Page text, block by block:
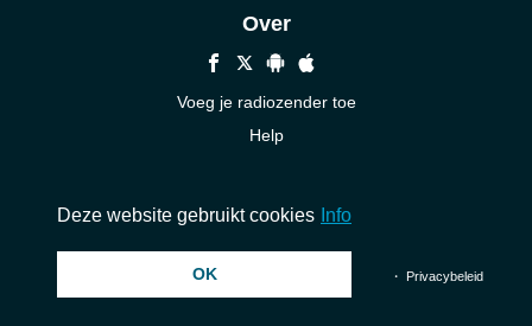
Over
Voeg je radiozender toe
Help
© 2026 InstantAudio. Alle rechten voorbehouden. ・ ・ Privacybeleid
Deze website gebruikt cookies Info
OK